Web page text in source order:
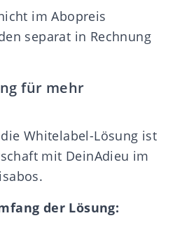
im Abopreis
separat in Rechnung
für mehr
Whitelabel-Lösung ist
mit DeinAdieu im
der Lösung: